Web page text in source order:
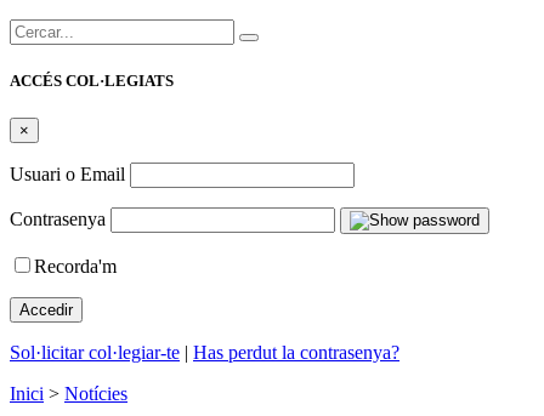
Cercar:
ACCÉS COL·LEGIATS
×
Usuari o Email
Contrasenya
Recorda'm
Sol·licitar col·legiar-te | Has perdut la contrasenya?
Inici > Notícies